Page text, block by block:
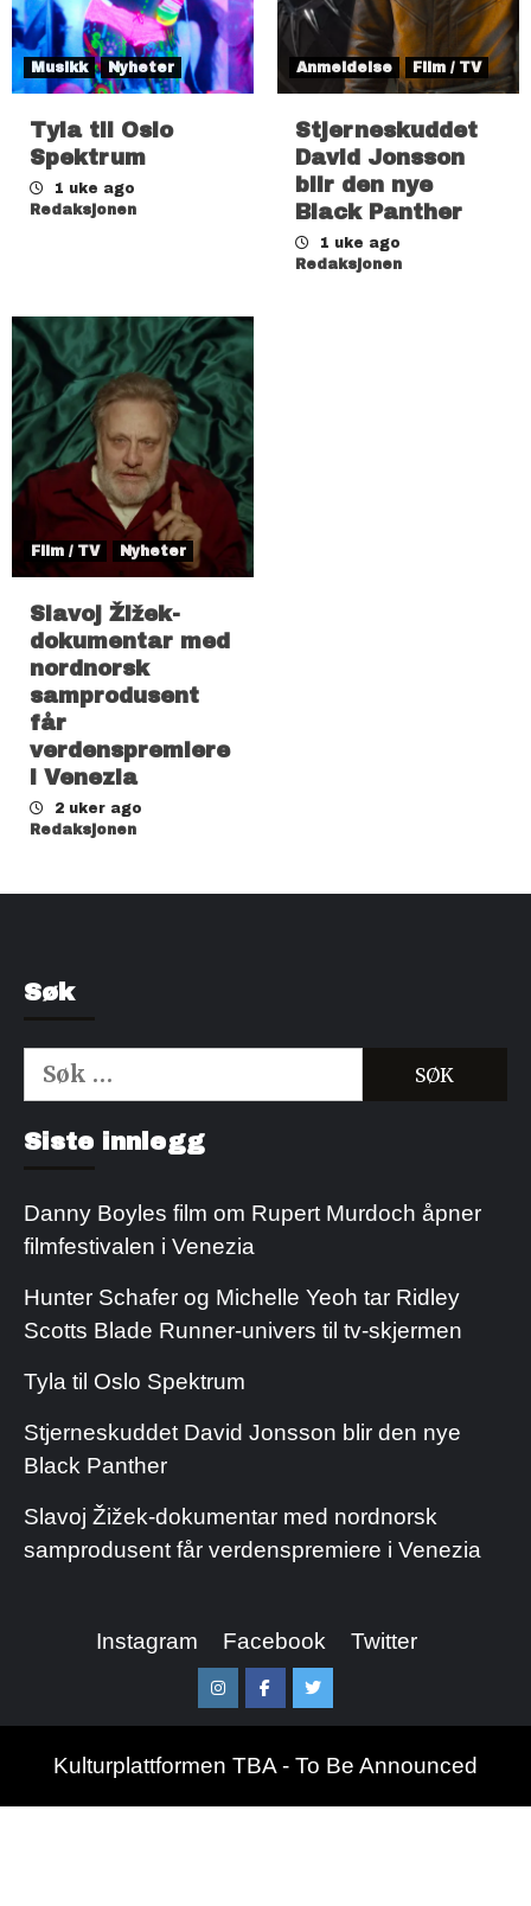
Musikk Nyheter
Tyla til Oslo
Spektrum
1 uke ago
Redaksjonen
Anmeldelse Film / TV
Stjerneskuddet
David Jonsson
blir den nye
Black Panther
1 uke ago
Redaksjonen
Film / TV Nyheter
Slavoj Žižek-
dokumentar med
nordnorsk
samprodusent
får
verdenspremiere
i Venezia
2 uker ago
Redaksjonen
Søk
Søk
etter:
Siste innlegg
Danny Boyles film om Rupert Murdoch åpner
filmfestivalen i Venezia
Hunter Schafer og Michelle Yeoh tar Ridley
Scotts Blade Runner-univers til tv-skjermen
Tyla til Oslo Spektrum
Stjerneskuddet David Jonsson blir den nye
Black Panther
Slavoj Žižek-dokumentar med nordnorsk
samprodusent får verdenspremiere i Venezia
Instagram Facebook Twitter
InstagramFacebookTwitter
Kulturplattformen TBA - To Be Announced